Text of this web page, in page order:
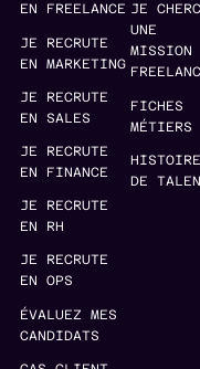
EN FREELANCE
JE RECRUTE
EN MARKETING
JE RECRUTE
EN SALES
JE RECRUTE
EN FINANCE
JE RECRUTE
EN RH
JE RECRUTE
EN OPS
ÉVALUEZ MES
CANDIDATS
JE
UNE
MISSION
FICHES
MÉTIERS
HISTOIRE
DE